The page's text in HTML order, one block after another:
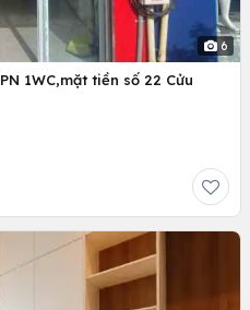
6
1WC,mặt tiền số 22 Cửu